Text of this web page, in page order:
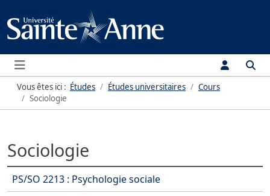
Menu
Vous êtes ici : Études Études universitaires
Cours
Sociologie
Sociologie
Articles
PS/SO 2213 : Psychologie sociale